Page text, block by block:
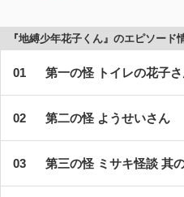
『地縛少年花子くん』のエピソード
第一の怪 トイレの花子
第二の怪 ようせいさん
第三の怪 ミサキ怪談 其